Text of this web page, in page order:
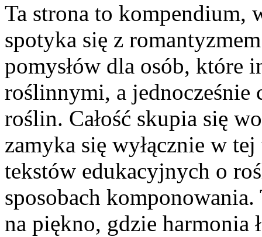
Ta strona to kompendium,
spotyka się z
pomysłów dla osób, które
roślinnymi, a jednocześnie
roślin. Całość skupia się
zamyka się wyłącznie w
tekstów edukacyjnych o
sposobach
na piękno, gdzie